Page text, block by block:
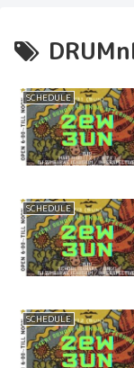
SCHEDULE
SCHEDULE
SCHEDULE